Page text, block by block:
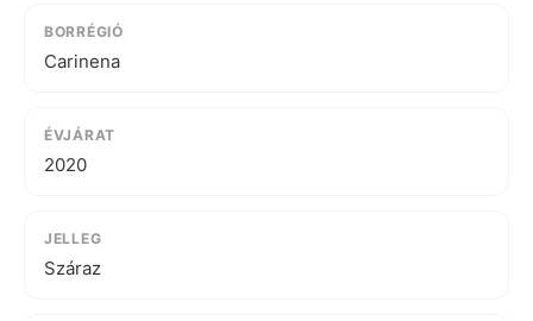
BORRÉGIÓ
Carinena
ÉVJÁRAT
2020
JELLEG
Száraz